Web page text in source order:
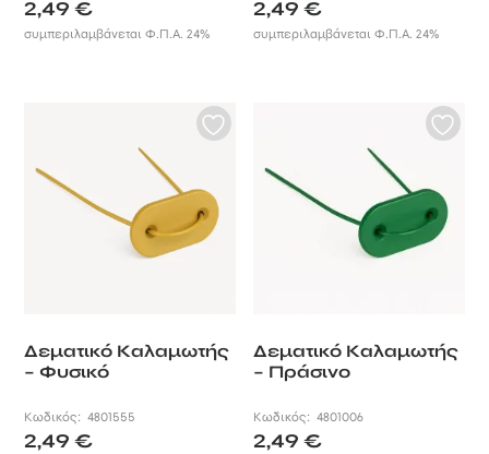
Αναβαθμίστε την εμφάνιση και τη
PVC, παρέχοντας ταυτόχρονα
ανθεκτικότητα και αξιοπιστία.
2,49€
συμπεριλαμβάνεται Φ.Π.Α. 24%
2,49€
συμπεριλαμβάνεται Φ.Π.Α. 24%
Δεματικό Καλαμωτής
– Φυσικό
Κωδικός:4801555
2,49€
Δεματικό Καλαμωτής
– Πράσινο
Κωδικός:4801006
2,49€